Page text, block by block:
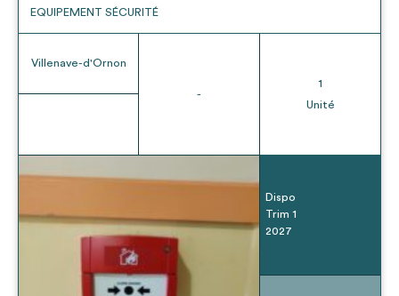
EQUIPEMENT SÉCURITÉ
Villenave-d'Ornon
-
1
Unité
Dispo
Trim 1
2027